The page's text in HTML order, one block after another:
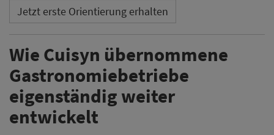
Jetzt erste Orientierung erhalten
Wie Cuisyn übernommene
Gastronomiebetriebe
eigenständig weiter
entwickelt